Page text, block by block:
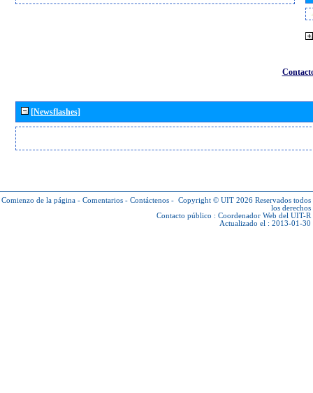
[Newsflashes]
Comienzo de la página - Comentarios - Contáctenos - Copyright © UIT 2026 Reservados todos
los derechos
Contacto público : Coordenador Web del UIT-R
Actualizado el : 2013-01-30